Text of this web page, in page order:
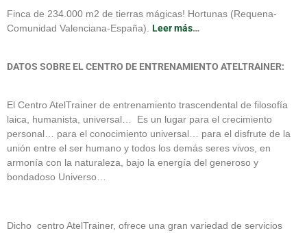
Finca de 234.000 m2 de tierras mágicas! Hortunas (Requena-
Comunidad Valenciana-España). Leer más…
DATOS SOBRE EL CENTRO DE ENTRENAMIENTO ATELTRAINER:
El Centro AtelTrainer de entrenamiento trascendental de filosofía
laica, humanista, universal… Es un lugar para el crecimiento
personal… para el conocimiento universal… para el disfrute de la
unión entre el ser humano y todos los demás seres vivos, en
armonía con la naturaleza, bajo la energía del generoso y
bondadoso Universo…
Dicho centro AtelTrainer, ofrece una gran variedad de servicios